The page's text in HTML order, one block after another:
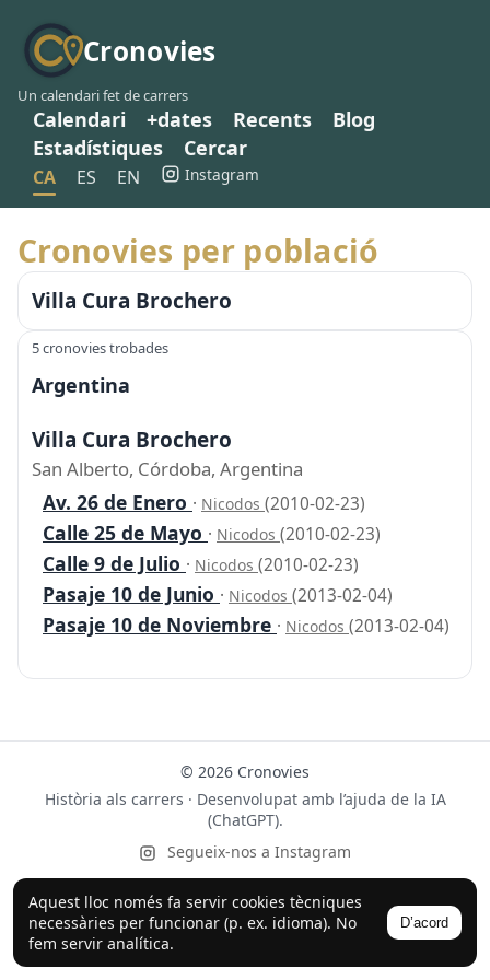
Cronovies
Un calendari fet de carrers
Calendari +dates Recents
Blog
Estadístiques
Cercar
CA ES EN Instagram
Aquest lloc només fa servir cookies tècniques
necessàries per funcionar (p. ex. idioma). No
fem servir analítica.
D’acord
Cronovies per població
Villa Cura Brochero
5 cronovies trobades
Argentina
Villa Cura Brochero
San Alberto, Córdoba, Argentina
Av. 26 de Enero · Nicodos (2010-02-23)
Calle 25 de Mayo · Nicodos (2010-02-23)
Calle 9 de Julio · Nicodos (2010-02-23)
Pasaje 10 de Junio · Nicodos (2013-02-04)
Pasaje 10 de Noviembre · Nicodos (2013-02-04)
© 2026 Cronovies
Història als carrers · Desenvolupat amb l’ajuda de la IA
(ChatGPT).
Segueix-nos a Instagram